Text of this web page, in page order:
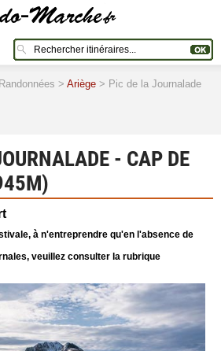
> Ariège > Pic de la Journalade
- CAP DE
à n'entreprendre qu'en l'absence de
veuillez consulter la rubrique